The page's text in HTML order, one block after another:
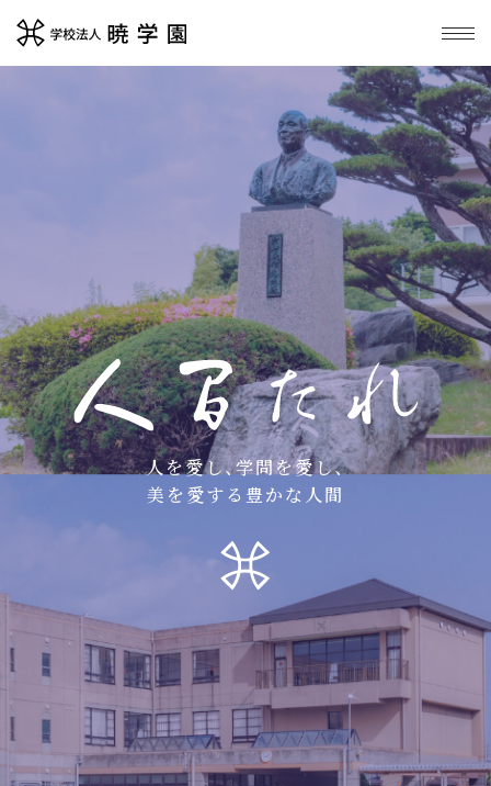
人を愛し、学問を愛し、
美を愛する豊かな人間